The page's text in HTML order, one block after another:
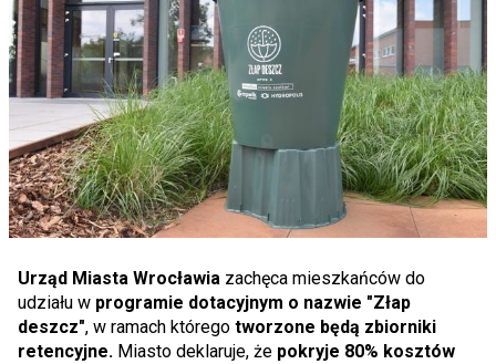
Urząd Miasta Wrocławia zachęca mieszkańców do
udziału w programie dotacyjnym o nazwie "Złap
deszcz", w ramach którego tworzone będą zbiorniki
retencyjne. Miasto deklaruje, że pokryje 80% kosztów